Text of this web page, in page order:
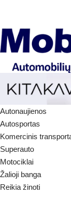
Autonaujienos
Autosportas
Komercinis
Superauto
Motociklai
Žalioji banga
Reikia žinoti